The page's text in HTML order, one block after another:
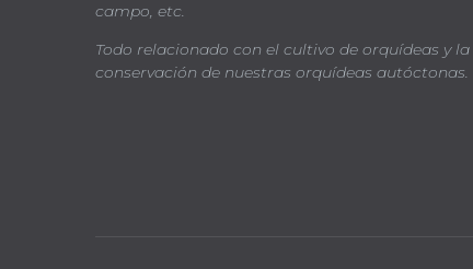
campo, etc.
Todo relacionado con el cultivo de orquídeas y la
conservación de nuestras orquídeas autóctonas.